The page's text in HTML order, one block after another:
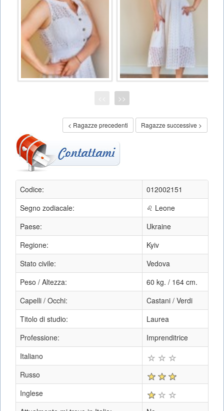
>>
< Ragazze precedenti Ragazze successive >
Codice:
012002151
Segno zodiacale:
♌ Leone
Paese:
Ukraine
Regione:
Kyiv
Stato civile:
Vedova
Peso / Altezza:
60 kg. / 164 cm.
Capelli / Occhi:
Castani / Verdi
Titolo di studio:
Laurea
Professione:
Imprenditrice
Italiano
Russo
Inglese